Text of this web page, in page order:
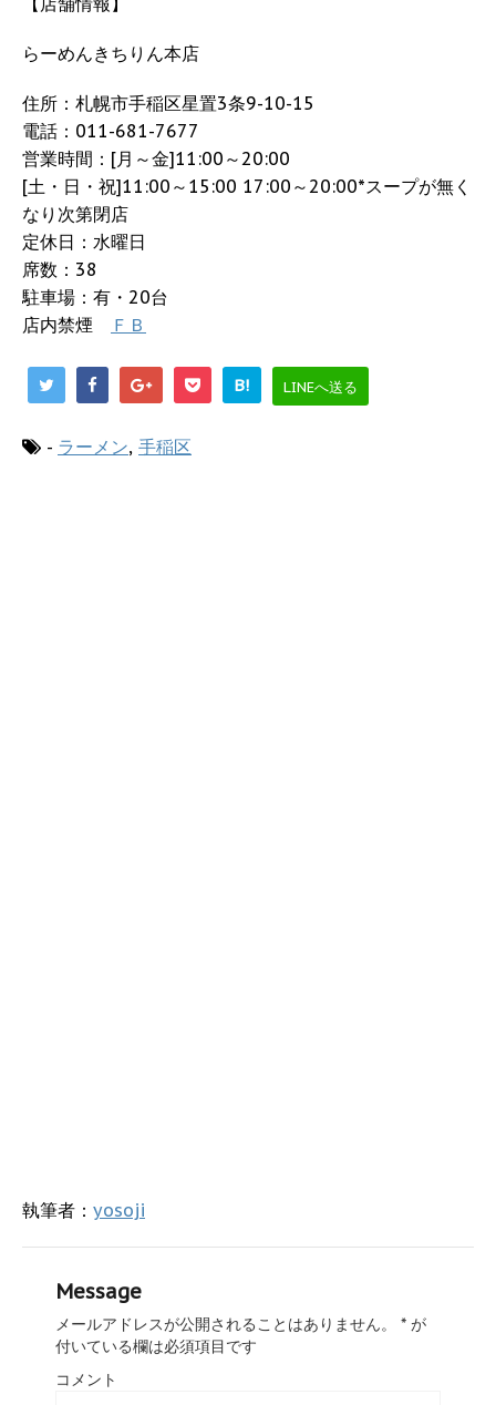
らーめんきちりん本店
住所：札幌市手稲区星置3条9-10-15
電話：011-681-7677
営業時間：[月～金]11:00～20:00
[土・日・祝]11:00～15:00 17:00～20:00*スープが無く
なり次第閉店
定休日：水曜日
席数：38
駐車場：有・20台
店内禁煙
ＦＢ
B! LINEへ送る
- ラーメン, 手稲区
執筆者： yosoji
Message
メールアドレスが公開されることはありません。 * が
付いている欄は必須項目です
コメント